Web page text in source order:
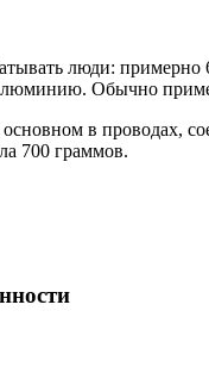
люди: примерно
Обычно
в проводах,
700 граммов.